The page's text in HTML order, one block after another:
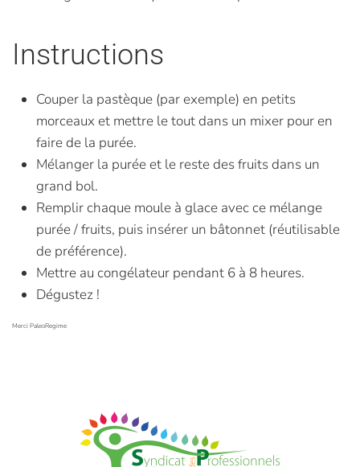
Instructions
Couper la pastèque (par exemple) en petits
morceaux et mettre le tout dans un mixer pour en
faire de la purée.
Mélanger la purée et le reste des fruits dans un
grand bol.
Remplir chaque moule à glace avec ce mélange
purée / fruits, puis insérer un bâtonnet (réutilisable
de préférence).
Mettre au congélateur pendant 6 à 8 heures.
Dégustez !
Merci PaleoRegime